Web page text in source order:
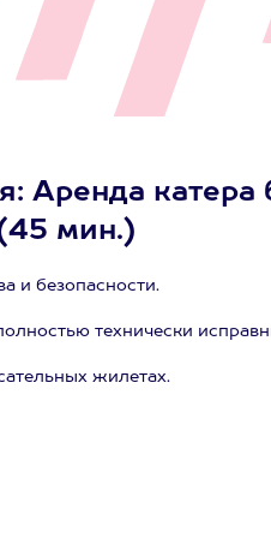
Аренда катера
мин.)
и безопасности.
технически
жилетах.